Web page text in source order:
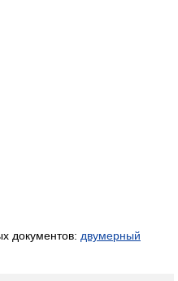
документов: двумерный